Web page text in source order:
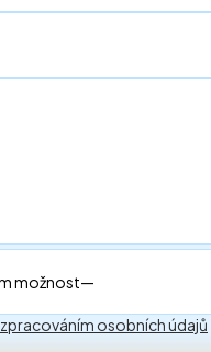
zpracováním osobních údajů